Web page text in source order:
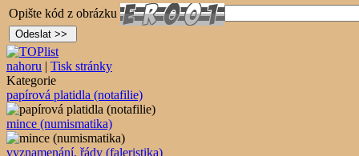
Opište kód z obrázku
nahoru | Tisk stránky
Kategorie
papírová platidla (notafilie)
mince (numismatika)
vyznamenání, řády (faleristika)